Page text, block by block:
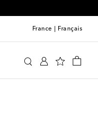
France Français